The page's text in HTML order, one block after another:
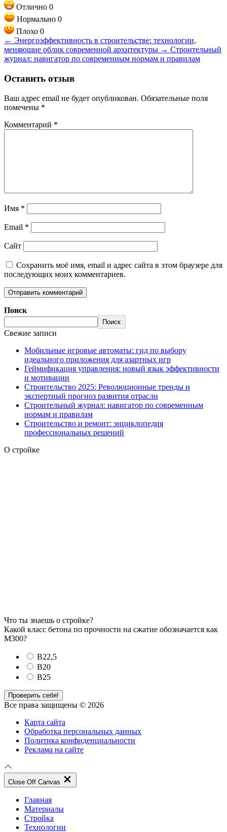
Отлично 0
Нормально 0
Плохо 0
← Энергоэффективность в строительстве: технологии,
меняющие облик современной архитектуры → Строительный
журнал: навигатор по современным нормам и правилам
Оставить отзыв
Ваш адрес email не будет опубликован. Обязательные поля
помечены *
Комментарий *
Имя *
Email *
Сайт
Сохранить моё имя, email и адрес сайта в этом браузере для
последующих моих комментариев.
Поиск
Поиск
Свежие записи
Мобильные игровые автоматы: гид по выбору
идеального приложения для азартных игр
Геймификация управления: новый язык эффективности
и мотивации
Строительство 2025: Революционные тренды и
экспертный прогноз развития отрасли
Строительный журнал: навигатор по современным
нормам и правилам
Строительство и ремонт: энциклопедия
профессиональных решений
О стройке
Что ты знаешь о стройке?
Какой класс бетона по прочности на сжатие обозначается как
М300?
В22,5
В20
В25
Проверить себя!
Все права защищены © 2026
Карта сайта
Обработка персональных данных
Политика конфиденциальности
Реклама на сайте
Close Off Canvas
Главная
Материалы
Стройка
Технологии